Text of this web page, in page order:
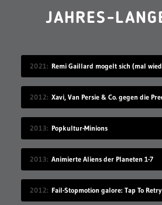
JAHRES-
2021
2012
2013 Popkultur-Minions
2013 Animierte Aliens der Planeten 1-7
2012 Fail-Stopmotion galore: Tap To Retry